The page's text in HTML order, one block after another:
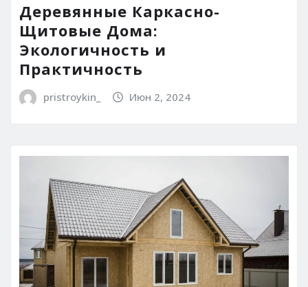
Деревянные Каркасно-
Щитовые Дома:
Экологичность и
Практичность
pristroykin_ Июн 2, 2024